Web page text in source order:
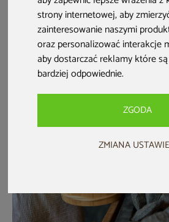
strony internetowej,aby
zainteresowanie naszymi
oraz personalizować interakcje
aby dostarczać reklamy które
bardziej odpowiednie.
ZGODA
ZMIANA
wielu atmosferę sauny. Jeśli chcesz
kamienie do sauny wybrać, poznać
sprawdzić, jak układać je w piecu do
poradnik.